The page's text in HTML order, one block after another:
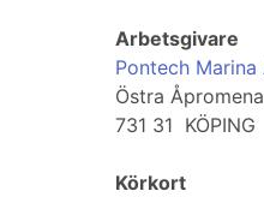
Arbetsgivare
Pontech Marina
Östra
731 31 KÖPING
Körkort